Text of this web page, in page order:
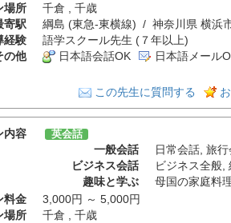
場所
千倉 , 千歳
寄駅
綱島 (東急-東横線) / 神奈川県 横浜
経験
語学スクール先生 (７年以上)
の他
日本語会話OK 日本語メール
この先生に質問する
内容 英会話
一般会話 日常会話, 旅行
ビジネス会話
ビジネス全般,
趣味と学ぶ
母国の家庭料
料金
3,000円 ～ 5,000円
場所
千倉 , 千歳